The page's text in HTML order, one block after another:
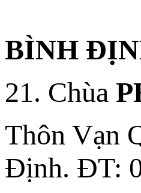
BÌNH
21. Chùa
Thôn Vạn
Ðịnh. ÐT: